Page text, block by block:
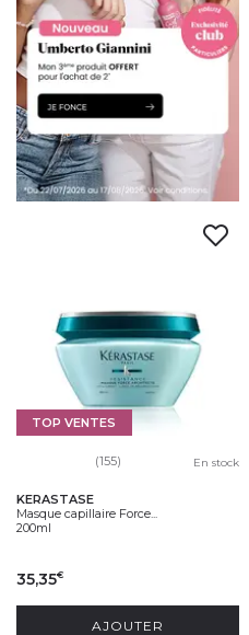
TOP VENTES
(155) En stock
KERASTASE
Masque capillaire Force...
200ml
35,35€
AJOUTER